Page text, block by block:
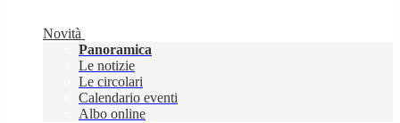
Novità
Panoramica
Le notizie
Le circolari
Calendario eventi
Albo online